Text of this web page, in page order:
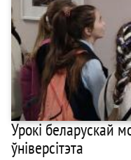
Урокі беларускай
ўніверсітэта